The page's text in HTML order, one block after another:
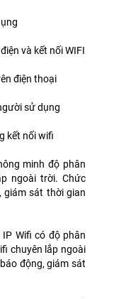
và kết nối WIFI
điện thoại
sử dụng
kết nối wifi
minh độ phân
ngoài trời. Chức
giám sát thời gian
Wifi có độ phân
chuyên lắp ngoài
động, giám sát